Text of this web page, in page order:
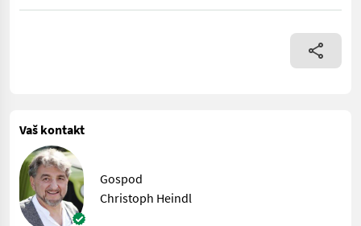
Xerion mit Drehkabine Ersteinsatz 2021 Mercedes Motor OM
Vaš kontakt
Gospod
Christoph Heindl